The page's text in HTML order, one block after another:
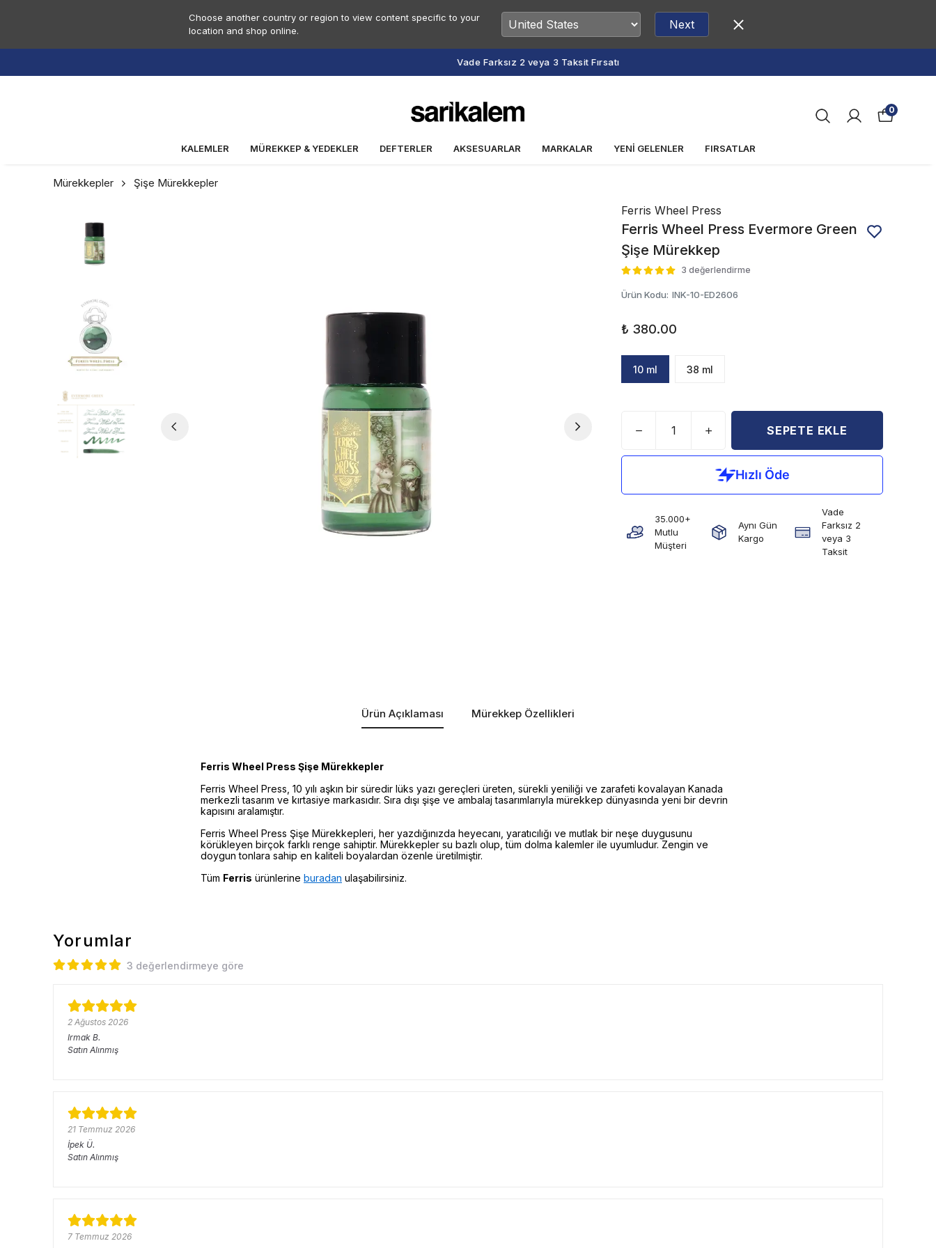
Choose another country or region to view content specific to your
location and shop online.
Next
Vade Farksız 2 veya 3 Taksit Fırsatı
KALEMLER MÜREKKEP & YEDEKLER DEFTERLER AKSESUARLAR MARKALAR YENİ GELENLER FIRSATLAR
0
Mürekkepler Şişe Mürekkepler
Ferris Wheel Press
Ferris Wheel Press Evermore Green
Şişe Mürekkep
3 değerlendirme
Ürün Kodu: INK-10-ED2606
₺ 380.00
10 ml 38 ml
SEPETE EKLE
35.000+
Mutlu
Müşteri
Aynı Gün
Kargo
Vade
Farksız 2
veya 3
Taksit
Ürün Açıklaması Mürekkep Özellikleri
Ferris Wheel Press Şişe Mürekkepler
Ferris Wheel Press, 10 yılı aşkın bir süredir lüks yazı gereçleri üreten, sürekli yeniliği ve zarafeti kovalayan Kanada
merkezli tasarım ve kırtasiye markasıdır. Sıra dışı şişe ve ambalaj tasarımlarıyla mürekkep dünyasında yeni bir devrin
kapısını aralamıştır.
Ferris Wheel Press Şişe Mürekkepleri, her yazdığınızda heyecanı, yaratıcılığı ve mutlak bir neşe duygusunu
körükleyen birçok farklı renge sahiptir. Mürekkepler su bazlı olup, tüm dolma kalemler ile uyumludur. Zengin ve
doygun tonlara sahip en kaliteli boyalardan özenle üretilmiştir.
Tüm Ferris ürünlerine buradan ulaşabilirsiniz.
Yorumlar
3 değerlendirmeye göre
2 Ağustos 2026
Irmak B.
Satın Alınmış
21 Temmuz 2026
İpek Ü.
Satın Alınmış
7 Temmuz 2026